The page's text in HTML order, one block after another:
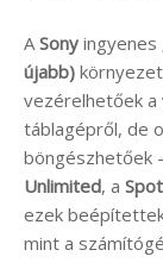
ASony ingyenes
újabb)
vezérelhetőek
táblagépről, de
böngészhetőek
Unlimited, a
ezek
mint a